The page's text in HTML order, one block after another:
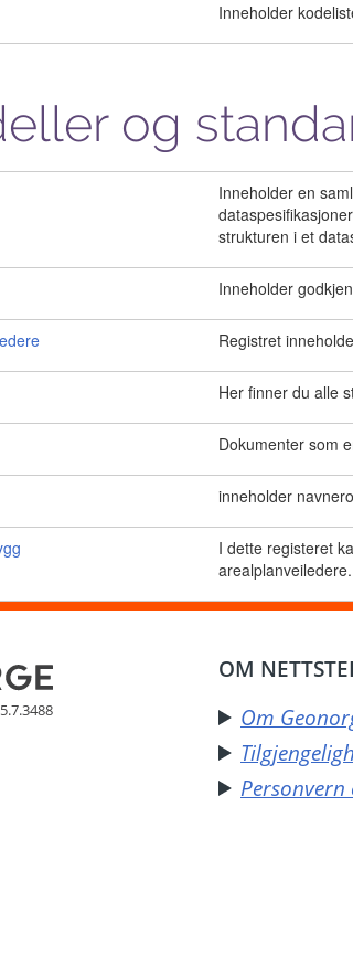
Inneholder
og
Inneholder en
strukturen i et
Inneholder
Registret
Her finner du alle
Dokumenter som
inneholder
I dette registeret
arealplanveiledere.